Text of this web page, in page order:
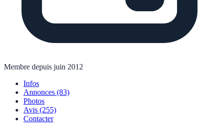
Membre depuis juin 2012
Infos
Annonces (83)
Photos
Avis (255)
Contacter